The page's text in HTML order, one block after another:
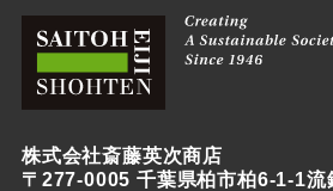
株式会社斎藤英次商店
〒277-0005 千葉県柏市柏6-1-1流